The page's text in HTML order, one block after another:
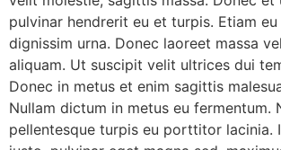
pulvinar hendrerit eu et turpis. Etiam
dignissim urna. Donec laoreet massa
aliquam. Ut suscipit velit ultrices dui
Donec in metus et enim sagittis
Nullam dictum in metus eu fermentum.
pellentesque turpis eu porttitor lacinia.